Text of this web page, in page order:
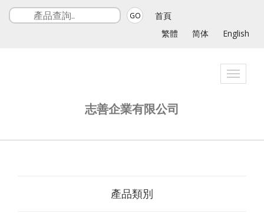
GO
首頁
繁體
简体 English
Toggle
志善企業有限公司
產品類別